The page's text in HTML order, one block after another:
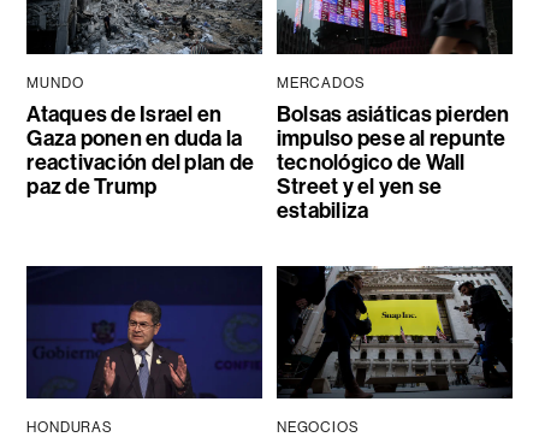
MUNDO
Ataques de Israel en
Gaza ponen en duda la
reactivación del plan de
paz de Trump
MERCADOS
Bolsas asiáticas pierden
impulso pese al repunte
tecnológico de Wall
Street y el yen se
estabiliza
HONDURAS NEGOCIOS